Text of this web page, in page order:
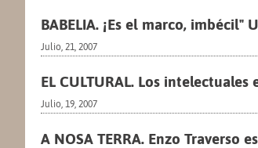
BABELIA. ¡Es el marco, imbécil"
Julio, 21, 2007
EL CULTURAL. Los
Julio, 19, 2007
A NOSA TERRA. Enzo